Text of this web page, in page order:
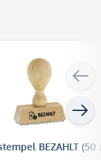
BEZAHLT (50